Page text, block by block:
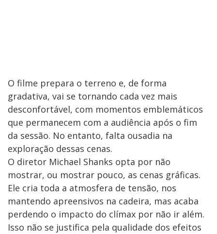
O filme prepara o terreno e, de forma
gradativa, vai se tornando cada vez mais
desconfortável, com momentos emblemáticos
que permanecem com a audiência após o fim
da sessão. No entanto, falta ousadia na
exploração dessas cenas.
O diretor Michael Shanks opta por não
mostrar, ou mostrar pouco, as cenas gráficas.
Ele cria toda a atmosfera de tensão, nos
mantendo apreensivos na cadeira, mas acaba
perdendo o impacto do clímax por não ir além.
Isso não se justifica pela qualidade dos efeitos